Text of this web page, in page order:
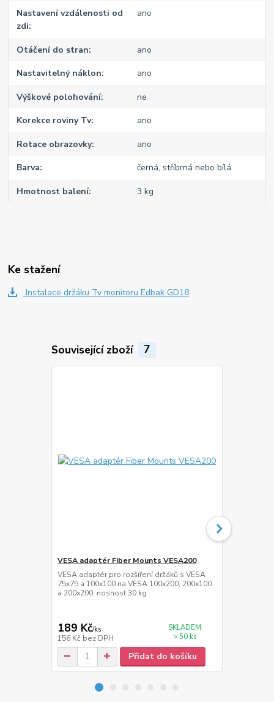
Nastavení vzdálenosti od
zdi
ano
Otáčení do stran ano
Nastavitelný náklon ano
Výškové polohování ne
Korekce roviny Tv ano
Rotace obrazovky ano
Barva černá, stříbrná nebo bílá
Hmotnost balení 3 kg
Ke stažení
Instalace držáku Tv monitoru Edbak GD18
Související zboží 7
VESA adaptér Fiber Mounts VESA200
VESA adaptér pro rozšíření držáků s VESA
75x75 a 100x100 na VESA 100x200, 200x100
a 200x200, nosnost 30 kg
189 Kč/ks
156 Kč bez DPH
SKLADEM
> 50 ks
Přidat do košíku